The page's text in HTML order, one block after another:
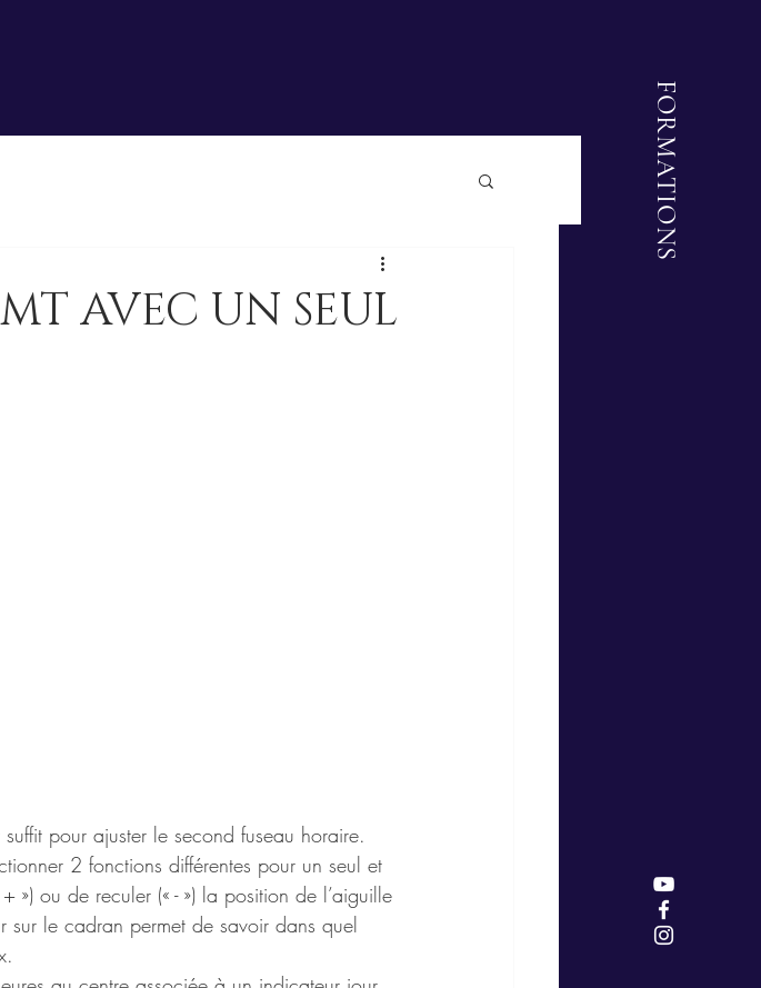
FORMATIONS
AVEC UN SEUL
pour ajuster le second fuseau horaire.
2 fonctions différentes pour un seul et
») ou de reculer (« - ») la position de l’aiguille
sur le cadran permet de savoir dans quel